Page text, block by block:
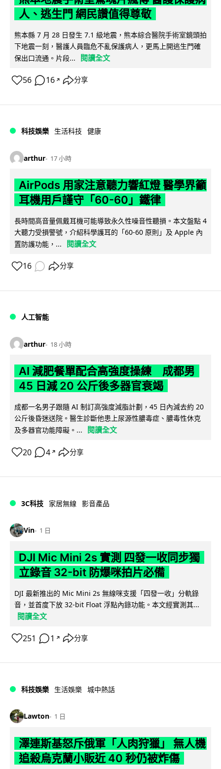
人、逃生門 網民讚值得尊敬
熊本縣 7 月 28 日發生 7.1 級地震，熊本綜合醫院手術室鏡頭拍
下地震一刻，醫護人員臨危不亂保護病人，更馬上開逃生門確
保出口流通。片段...
閱讀全文
56 16 ↗ 分享
科技娛樂 生活科技 健康
arthur 17 小時
AirPods 用家注意聽力響紅燈 醫學界籲
耳機用戶謹守「60-60」鐵律
長時間高音量佩戴耳機可能導致永久性噪音性聽損。本文盤點 4
大聽力受損警號，介紹科學護耳的「60-60 原則」及 Apple 內
置防護功能，...
閱讀全文
16 分享
人工智能
arthur 18 小時
AI 減肥餐單配合高強度操練 成都男
45 日減 20 公斤後多器官衰竭
成都一名男子跟隨 AI 制訂高強度減脂計劃，45 日內減去約 20
公斤後昏迷送院。醫生診斷他患上尿源性膿毒症、膿毒性休克
及多器官功能障礙。...
閱讀全文
20 4 ↗ 分享
3C科技 家居無線 影音產品
Vin 1 日
DJI Mic Mini 2s 實測 四發一收同步獨
立錄音 32-bit 防爆咪拍片必備
DJI 最新推出的 Mic Mini 2s 無線咪支援「四發一收」分軌錄
音，並首度下放 32-bit Float 浮點內錄功能。本文經實測其...
閱讀全文
251 1 ↗ 分享
科技娛樂 生活娛樂 城中熱話
Lawton 1 日
澤連斯基怒斥俄軍「人肉狩獵」 無人機
追殺烏克蘭小販近 40 秒仍被炸傷